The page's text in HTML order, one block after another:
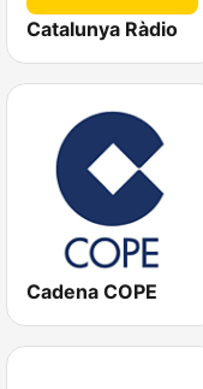
Catalunya Ràdio
Cadena COPE